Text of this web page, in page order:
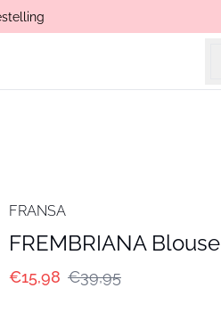
FRANSA
FREMBRIANA Blouse
€15,98 €39,95